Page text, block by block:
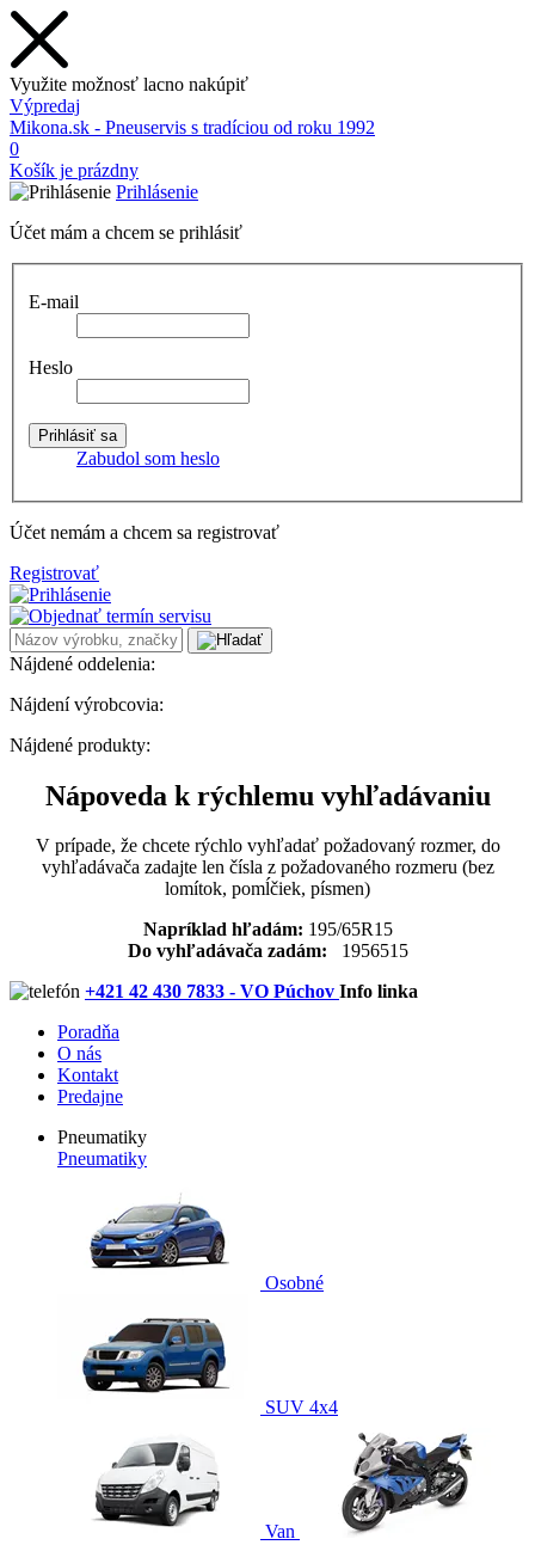
Využite možnosť lacno nakúpiť
Výpredaj
Mikona.sk - Pneuservis s tradíciou od roku 1992
0
Košík je prázdny
Prihlásenie
Účet mám a chcem se prihlásiť
E-mail
Heslo
Zabudol som heslo
Účet nemám a chcem sa registrovať
Registrovať
Nájdené oddelenia:
Nájdení výrobcovia:
Nájdené produkty:
Nápoveda k rýchlemu vyhľadávaniu
V prípade, že chcete rýchlo vyhľadať požadovaný rozmer, do
vyhľadávača zadajte len čísla z požadovaného rozmeru (bez
lomítok, pomĺčiek, písmen)
Napríklad hľadám: 195/65R15
Do vyhľadávača zadám: 1956515
+421 42 430 7833 - VO Púchov Info linka
Poradňa
O nás
Kontakt
Predajne
Pneumatiky
Pneumatiky
Osobné
SUV 4x4
Van